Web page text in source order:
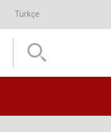
Türkçe